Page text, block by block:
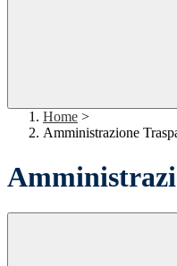
Home >
Amministrazione